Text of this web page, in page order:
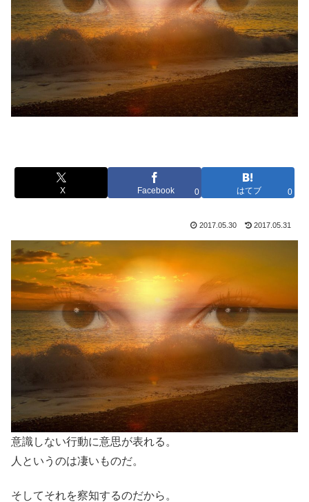
X Facebook 0 はてブ 0
2017.05.30 2017.05.31
意識しない行動に意思が表れる。
人というのは凄いものだ。
そしてそれを察知するのだから。